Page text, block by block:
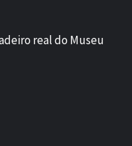
real do Museu